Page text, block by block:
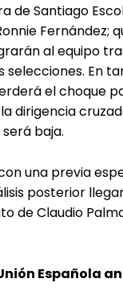
de Santiago
Fernández;
al equipo
selecciones. En
el choque
la dirigencia
baja.
una previa
posterior
de Claudio
Española